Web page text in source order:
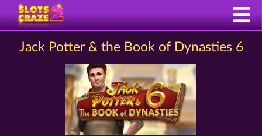
Jack Potter & the Book of Dynasties 6